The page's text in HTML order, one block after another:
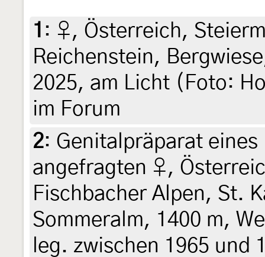
1 : ♀, Österreich,
Reichenstein,
2025, am Licht (Foto:
im Forum
2: Genitalpräparat
angefragten ♀,
Fischbacher Alpen, St.
Sommeralm, 1400 m,
leg. zwischen 1965 und